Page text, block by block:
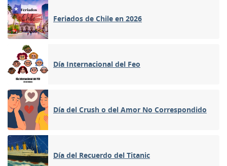
Feriados de Chile en 2026
Día Internacional del Feo
Día del Crush o del Amor No Correspondido
Día del Recuerdo del Titanic